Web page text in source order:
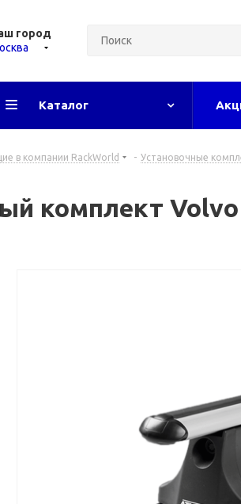
город
Каталог
в компании RackWorld - Установочные
комплект